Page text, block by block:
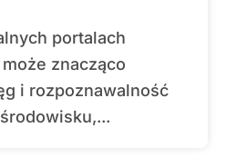
znacząco
i rozpoznawalność